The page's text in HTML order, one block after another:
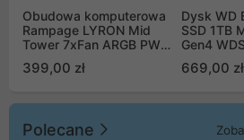
Obudowa komputerowa
Rampage LYRON Mid
Tower 7xFan ARGB PWM
399,00 zł
Dysk WD
SSD 1TB
Gen4
669,00 zł
Polecane